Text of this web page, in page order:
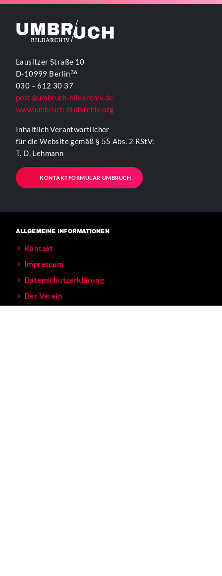
Lausitzer Straße 10
D-10999 Berlin36
030 – 612 30 37
post@umbruch-bildarchiv.de
www.umbruch-bildarchiv.org
Inhaltlich Verantwortlicher
für die Website gemäß § 55 Abs. 2 RStV:
T. D. Lehmann
KONTAKTFORMULAR UMBRUCH
ALLGEMEINE INFORMATIONEN
Kontakt
Impressum
Datenschutzerklärung
Der Verein